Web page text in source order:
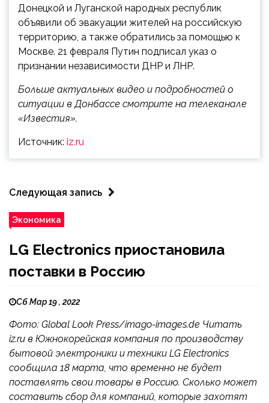
Донецкой и Луганской народных республик
объявили об эвакуации жителей на российскую
территорию, а также обратились за помощью к
Москве. 21 февраля Путин подписал указ о
признании независимости ДНР и ЛНР.
Больше актуальных видео и подробностей о
ситуации в Донбассе смотрите на телеканале
«Известия».
Источник: iz.ru
Следующая запись
Экономика
LG Electronics приостановила
поставки в Россию
Сб Мар 19 , 2022
Фото: Global Look Press/imago-images.de Читать
iz.ru в Южнокорейская компания по производству
бытовой электроники и техники LG Electronics
сообщила 18 марта, что временно не будет
поставлять свои товары в Россию. Сколько может
составить сбор для компаний, которые захотят